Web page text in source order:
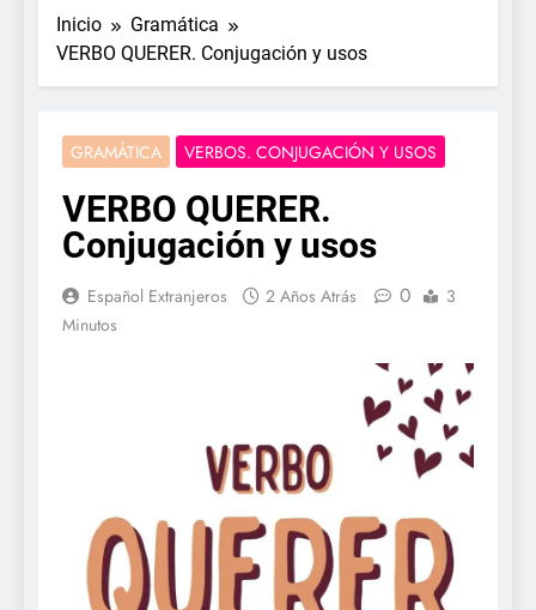
Inicio
Gramática
VERBO QUERER. Conjugación y usos
GRAMÁTICA VERBOS. CONJUGACIÓN Y USOS
VERBO QUERER.
Conjugación y usos
Español Extranjeros 2 Años Atrás 0
3
Minutos